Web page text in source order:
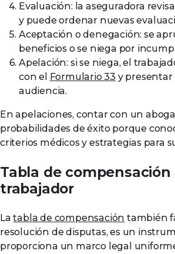
Evaluación: la aseguradora
y puede ordenar nuevas
Aceptación o denegación: se
beneficios o se niega por
Apelación: si se niega, el
con el Formulario 33 y presentar
audiencia.
En apelaciones, contar con un
probabilidades de éxito porque
criterios médicos y estrategias para
Tabla de compensación
trabajador
Latabla de compensación también
resolución de disputas, es un
proporciona un marco legal